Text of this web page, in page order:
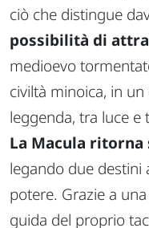
ciò che distingue
possibilità di
medioevo
civiltà minoica, in
leggenda, tra luce e
La Macula
legando due destini
potere. Grazie a
guida del proprio